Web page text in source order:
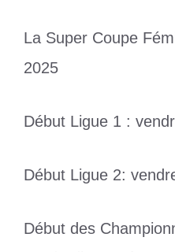
La Super Coupe
2025
Début Ligue 1 :
Début Ligue 2:
Début des